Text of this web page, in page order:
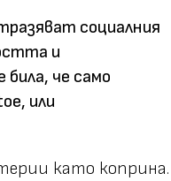
социалния
и
че само
или
като коприна.